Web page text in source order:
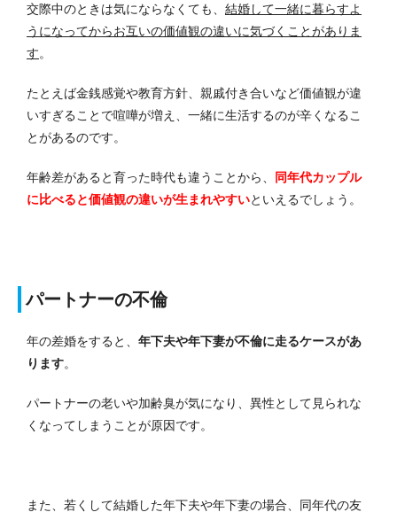
交際中のときは気にならなくても、 結婚して一緒に暮らすよ
うになってからお互いの価値観の違いに気づくことがありま
す。
たとえば金銭感覚や教育方針、親戚付き合いなど価値観が違
いすぎることで喧嘩が増え、一緒に生活するのが辛くなるこ
とがあるのです。
年齢差があると育った時代も違うことから、
同年代カップル
に比べると価値観の違いが生まれやすいといえるでしょう。
パートナーの不倫
年の差婚をすると、 年下夫や年下妻が不倫に走るケースがあ
ります。
パートナーの老いや加齢臭が気になり、異性として見られな
くなってしまうことが原因です。
また、若くして結婚した年下夫や年下妻の場合、同年代の友